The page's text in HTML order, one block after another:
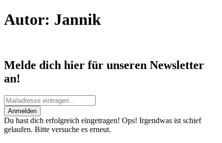
Autor: Jannik
Melde dich hier für unseren Newsletter
an!
Anmelden
Du hast dich erfolgreich eingetragen! Ops! Irgendwas ist schief
gelaufen. Bitte versuche es erneut.